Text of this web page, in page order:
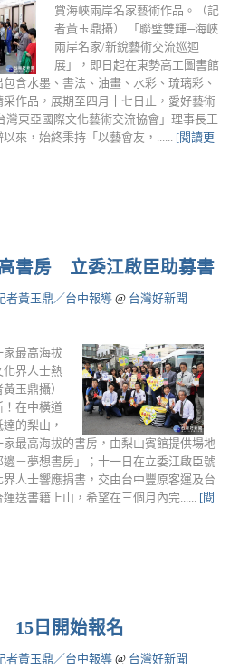
賞海峽兩岸名家藝術作品。（記
者黃玉鼎攝） 「聯璧雙輝─海峽
兩岸名家/新銳藝術交流巡迴
展」，即日起在東勢高工圖書館
含水墨、書法、油畫、水彩、琉璃彩、
作品，展期至四月十七日止，愛好藝術
灣東亞國際文化藝術交流協會」理事長王
來，始終秉持「以藝會友，...... [閱讀更
書房 立委江啟臣助募書
者黃玉鼎／台中報導 @ 台灣好新聞
家最高海拔
化界人士熱
玉鼎攝）
！在中橫道
的梨山，
家最高海拔的書房，由梨山賓館提供場地
－夢想書房」；十一日在立委江啟臣號
人士響應捐書，交由台中豐原客運及台
送書籍上山，希望在三個月內完...... [閱
15日開始報名
者黃玉鼎／台中報導 @ 台灣好新聞